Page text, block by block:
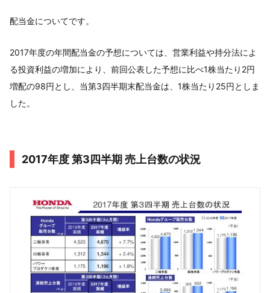
配当金についてです。
2017年度の年間配当金の予想については、営業利益や持分法によ
る投資利益の増加により、前回公表した予想に比べ1株当たり2円
増配の98円とし、当第3四半期末配当金は、1株当たり25円としま
した。
2017年度 第3四半期 売上台数の状況